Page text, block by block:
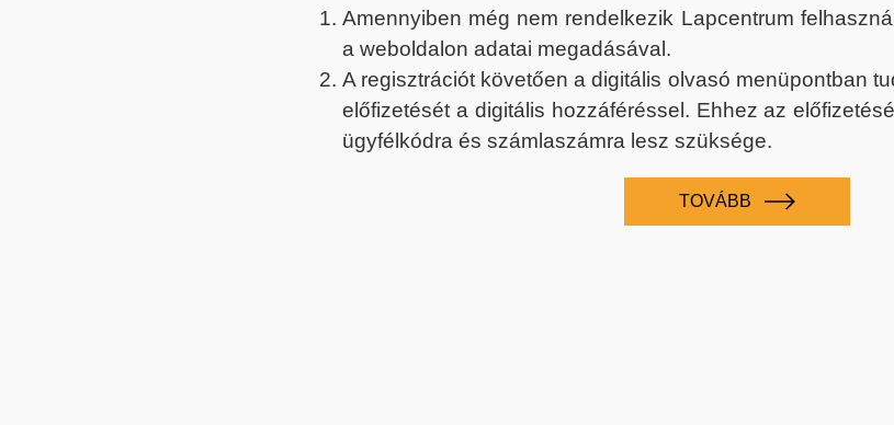
Amennyiben még nem rendelkezik Lapcentrum
a weboldalon adatai megadásával.
A regisztrációt követően a digitális olvasó menüpontban
előfizetését a digitális hozzáféréssel. Ehhez az
ügyfélkódra és számlaszámra lesz szüksége.
TOVÁBB